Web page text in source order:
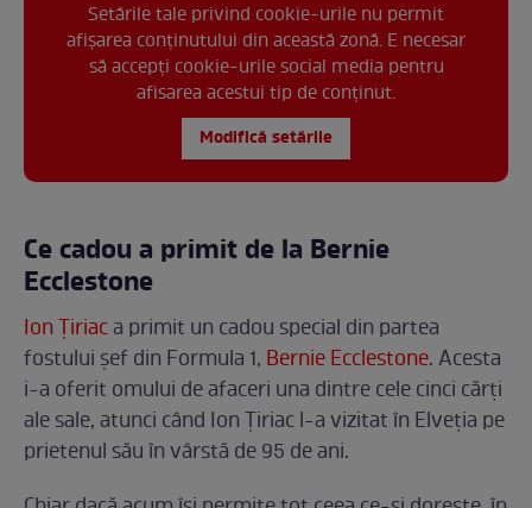
Setările tale privind cookie-urile nu permit
afișarea conținutului din această zonă. E necesar
să accepți cookie-urile social media pentru
afisarea acestui tip de conținut.
Modifică setările
Ce cadou a primit de la Bernie
Ecclestone
Ion Țiriaca primit un cadou special din partea
fostului șef din Formula 1, Bernie Ecclestone. Acesta
i-a oferit omului de afaceri una dintre cele cinci cărți
ale sale, atunci când Ion Țiriac l-a vizitat în Elveția pe
prietenul său în vârstă de 95 de ani.